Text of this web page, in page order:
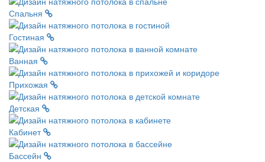
Спальня
Гостиная
Ванная
Прихожая
Детская
Кабинет
Бассейн